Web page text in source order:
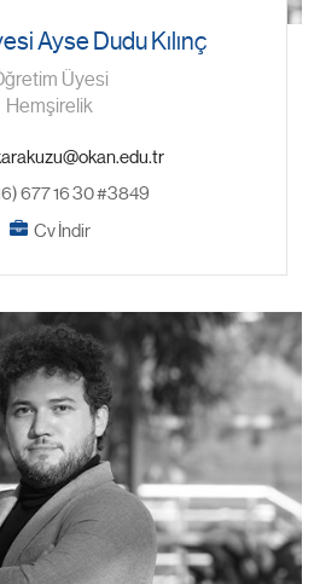
Ayse Dudu Kılınç
Üyesi
Hemşirelik
677 16 30 #3849
Cv İndir